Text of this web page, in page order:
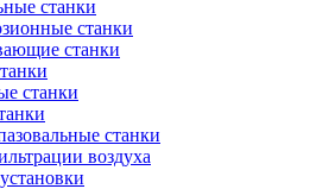
станки
станки
станки
станки
станки
воздуха